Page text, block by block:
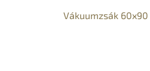
Vákuumzsák 60x90